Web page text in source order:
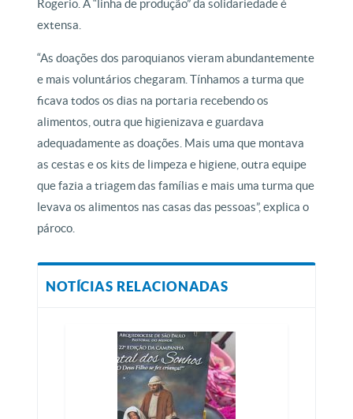
Rogerio. A “linha de produção” da solidariedade é
extensa.
“As doações dos paroquianos vieram abundantemente
e mais voluntários chegaram. Tínhamos a turma que
ficava todos os dias na portaria recebendo os
alimentos, outra que higienizava e guardava
adequadamente as doações. Mais uma que montava
as cestas e os kits de limpeza e higiene, outra equipe
que fazia a triagem das famílias e mais uma turma que
levava os alimentos nas casas das pessoas”, explica o
pároco.
NOTÍCIAS RELACIONADAS